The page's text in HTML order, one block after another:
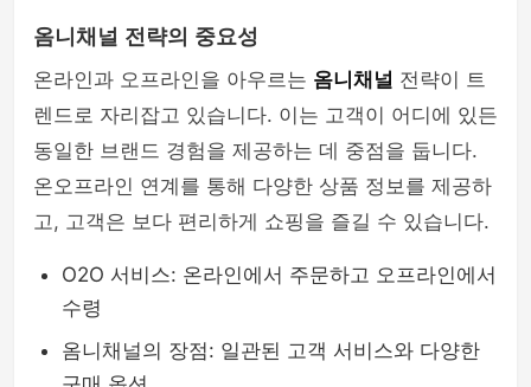
옴니채널 전략의 중요성
온라인과 오프라인을 아우르는 옴니채널 전략이 트
렌드로 자리잡고 있습니다. 이는 고객이 어디에 있든
동일한 브랜드 경험을 제공하는 데 중점을 둡니다.
온오프라인 연계를 통해 다양한 상품 정보를 제공하
고, 고객은 보다 편리하게 쇼핑을 즐길 수 있습니다.
O2O 서비스: 온라인에서 주문하고 오프라인에서
수령
옴니채널의 장점: 일관된 고객 서비스와 다양한